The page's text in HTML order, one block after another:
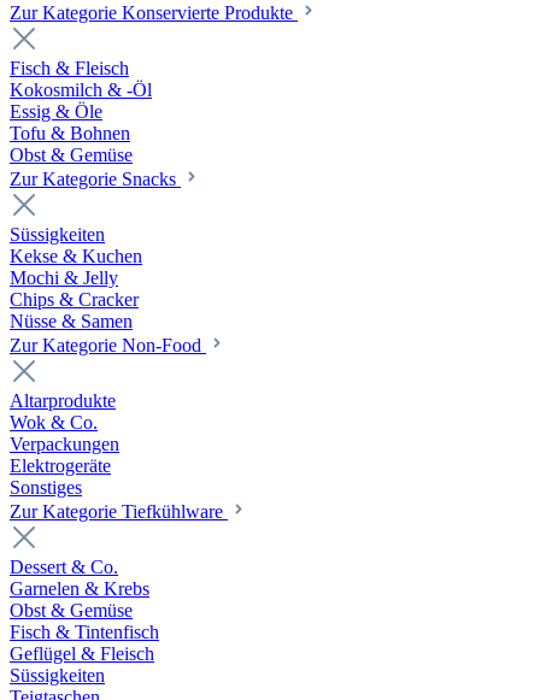
Zur Kategorie Konservierte Produkte
Fisch & Fleisch
Kokosmilch & -Öl
Essig & Öle
Tofu & Bohnen
Obst & Gemüse
Zur Kategorie Snacks
Süssigkeiten
Kekse & Kuchen
Mochi & Jelly
Chips & Cracker
Nüsse & Samen
Zur Kategorie Non-Food
Altarprodukte
Wok & Co.
Verpackungen
Elektrogeräte
Sonstiges
Zur Kategorie Tiefkühlware
Dessert & Co.
Garnelen & Krebs
Obst & Gemüse
Fisch & Tintenfisch
Geflügel & Fleisch
Süssigkeiten